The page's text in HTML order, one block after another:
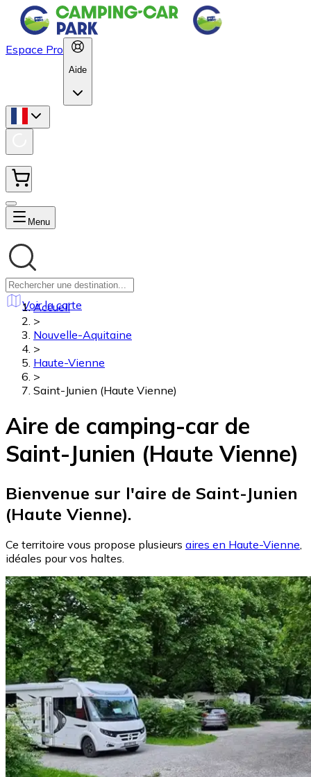
Espace Pro
Aide
Menu
Voir la carte
Accueil
>
Nouvelle-Aquitaine
>
Haute-Vienne
>
Saint-Junien (Haute Vienne)
Aire de camping-car de
Saint-Junien (Haute Vienne)
Bienvenue sur l'aire de Saint-Junien
(Haute Vienne).
Ce territoire vous propose plusieurs aires en Haute-Vienne,
idéales pour vos haltes.